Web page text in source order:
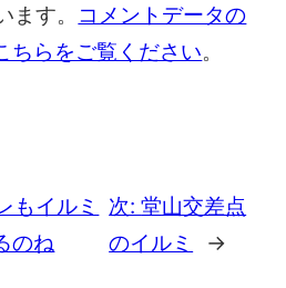
す。
コメントデータの
ちらをご覧ください。
もイルミ
のね
次:堂山交差点
のイルミ
→